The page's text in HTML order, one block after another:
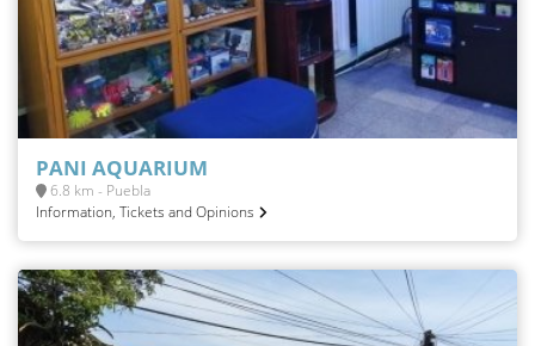
PANI AQUARIUM
6.8 km - Puebla
Information, Tickets and Opinions